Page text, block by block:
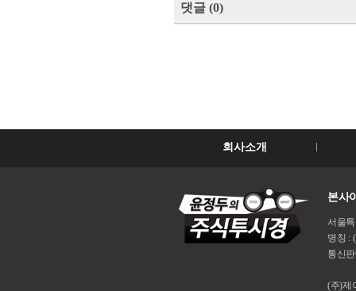
댓글 (0)
회사소개
본사
서울
명칭 :
통신
(주)제